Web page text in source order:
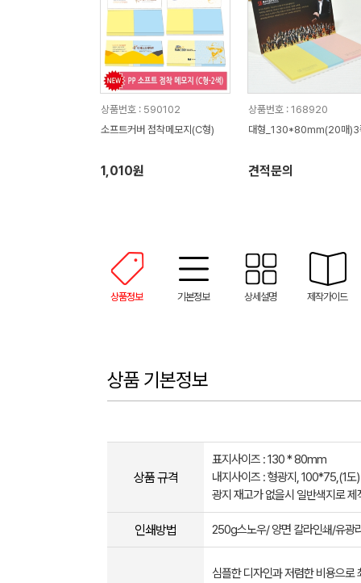
상품번호 : 590102
소프트커버 점착메모지(C형)
1,010원
상품번호 : 168920
대형_130*80mm(20매)3
견적문의
상품정보 기본정보 상세설명 제작가이드
상품 기본정보
상품 규격
표지사이즈 : 130 * 80mm
내지사이즈 : 형광지, 100*75,(1도
광지 재고가 없을시 일반색지로 제
인쇄방법 250g스노우/ 양면 칼라인쇄/유광
심플한 디자인과 저렴한 비용으로